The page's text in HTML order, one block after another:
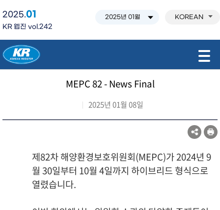
2025.01
KR 웹진 vol.242
KOREAN
MEPC 82 - News Final
2025년 01월 08일
제82차 해양환경보호위원회(MEPC)가 2024년 9
월 30일부터 10월 4일까지 하이브리드 형식으로
열렸습니다.